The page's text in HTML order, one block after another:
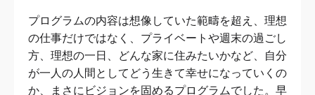
プログラムの内容は想像していた範疇を超え、理想
の仕事だけではなく、プライベートや週末の過ごし
方、理想の一日、どんな家に住みたいかなど、自分
が一人の人間としてどう生きて幸せになっていくの
か、まさにビジョンを固めるプログラムでした。早